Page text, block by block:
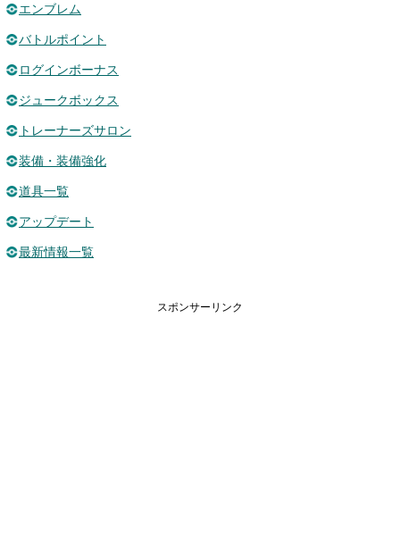
エンブレム
バトルポイント
ログインボーナス
ジュークボックス
トレーナーズサロン
装備・装備強化
道具一覧
アップデート
最新情報一覧
スポンサーリンク